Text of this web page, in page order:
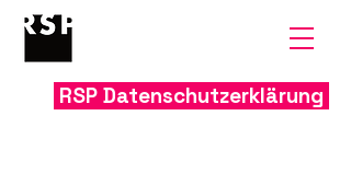
RSP Datenschutzerklärung